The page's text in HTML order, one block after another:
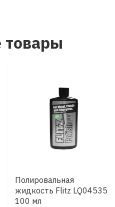
товары
Полировальная
жидкость Flitz LQ04535
100 мл